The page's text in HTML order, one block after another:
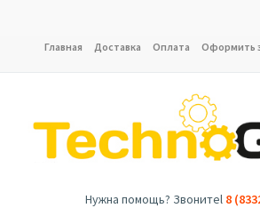
Главная Доставка Оплата Оформить
Нужна помощь? Звонитеl 8